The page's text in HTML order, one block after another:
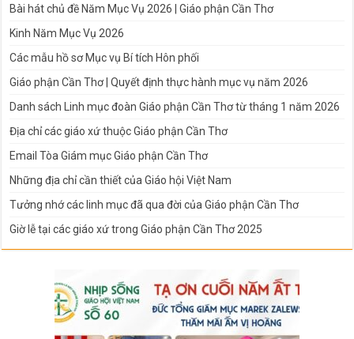
Bài hát chủ đề Năm Mục Vụ 2026 | Giáo phận Cần Thơ
Kinh Năm Mục Vụ 2026
Các mẫu hồ sơ Mục vụ Bí tích Hôn phối
Giáo phận Cần Thơ | Quyết định thực hành mục vụ năm 2026
Danh sách Linh mục đoàn Giáo phận Cần Thơ từ tháng 1 năm 2026
Địa chỉ các giáo xứ thuộc Giáo phận Cần Thơ
Email Tòa Giám mục Giáo phận Cần Thơ
Những địa chỉ cần thiết của Giáo hội Việt Nam
Tưởng nhớ các linh mục đã qua đời của Giáo phận Cần Thơ
Giờ lễ tại các giáo xứ trong Giáo phận Cần Thơ 2025